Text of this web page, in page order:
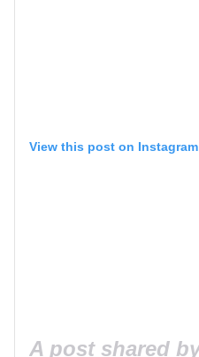
View this post on Instagram